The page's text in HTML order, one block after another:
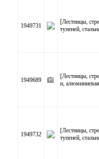
1949731
[Лестницы,
тупеней,
1949689
[Лестницы,
и,
1949732
[Лестницы,
тупеней,